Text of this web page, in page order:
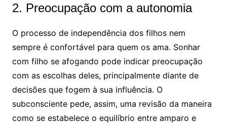
2. Preocupação com a autonomia
O processo de independência dos filhos nem
sempre é confortável para quem os ama. Sonhar
com filho se afogando pode indicar preocupação
com as escolhas deles, principalmente diante de
decisões que fogem à sua influência. O
subconsciente pede, assim, uma revisão da maneira
como se estabelece o equilíbrio entre amparo e